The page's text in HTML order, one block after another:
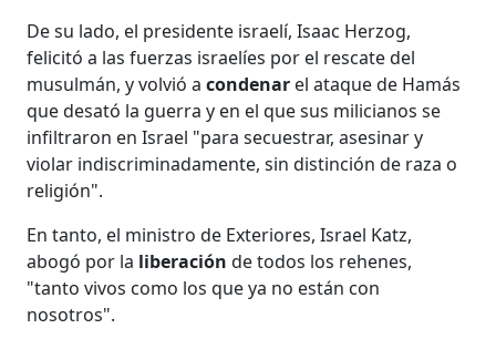
De su lado, el presidente israelí, Isaac Herzog,
felicitó a las fuerzas israelíes por el rescate del
musulmán, y volvió acondenar el ataque de Hamás
que desató la guerra y en el que sus milicianos se
infiltraron en Israel "para secuestrar, asesinar y
violar indiscriminadamente, sin distinción de raza o
religión".
En tanto, el ministro de Exteriores, Israel Katz,
abogó por la liberación de todos los rehenes,
"tanto vivos como los que ya no están con
nosotros".